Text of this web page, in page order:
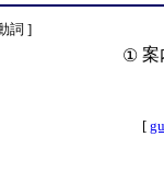
詞 ]
① 案
[